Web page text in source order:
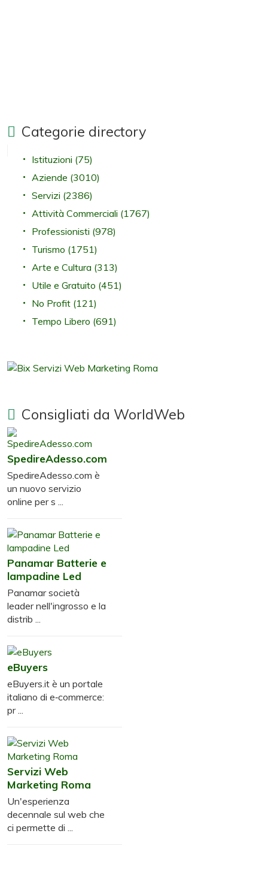
Categorie directory
Istituzioni (75)
Aziende (3010)
Servizi (2386)
Attività Commerciali (1767)
Professionisti (978)
Turismo (1751)
Arte e Cultura (313)
Utile e Gratuito (451)
No Profit (121)
Tempo Libero (691)
Consigliati da WorldWeb
SpedireAdesso.com
SpedireAdesso.com è
un nuovo servizio
online per s ...
Panamar Batterie e
lampadine Led
Panamar società
leader nell'ingrosso e la
distrib ...
eBuyers
eBuyers.it è un portale
italiano di e‑commerce:
pr ...
Servizi Web
Marketing Roma
Un'esperienza
decennale sul web che
ci permette di ...